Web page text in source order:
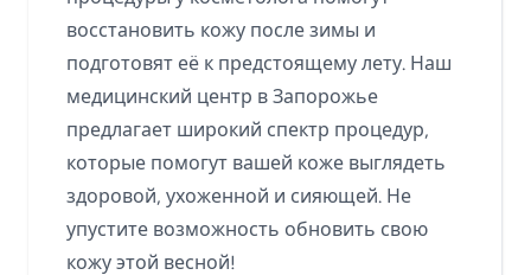
восстановить кожу после зимы и
подготовят её к предстоящему лету. Наш
медицинский центр в Запорожье
предлагает широкий спектр процедур,
которые помогут вашей коже выглядеть
здоровой, ухоженной и сияющей. Не
упустите возможность обновить свою
кожу этой весной!